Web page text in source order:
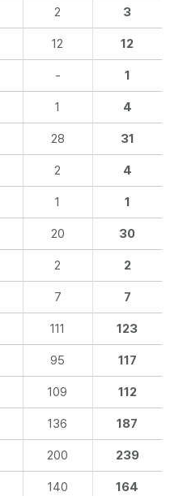
2 3
12 12
- 1
1 4
28 31
2 4
1 1
20 30
2 2
7 7
111 123
95 117
109 112
136 187
200 239
140 164